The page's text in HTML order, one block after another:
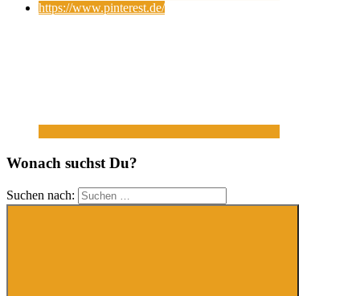
https://www.pinterest.de/
Wonach suchst Du?
Suchen nach: